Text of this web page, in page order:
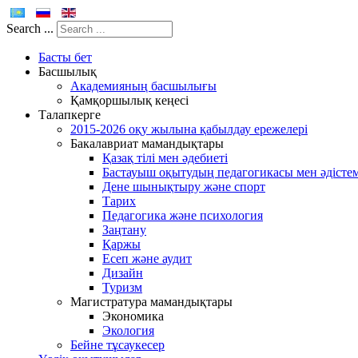
Search ...
Басты бет
Басшылық
Академияның басшылығы
Қамқоршылық кеңесі
Талапкерге
2015-2026 оқу жылына қабылдау ережелері
Бакалавриат мамандықтары
Қазақ тілі мен әдебиеті
Бастауыш оқытудың педагогикасы мен
Дене шынықтыру және спорт
Тарих
Педагогика және психология
Заңтану
Қаржы
Есеп және аудит
Дизайн
Туризм
Магистратура мамандықтары
Экономика
Экология
Бейне тұсаукесер